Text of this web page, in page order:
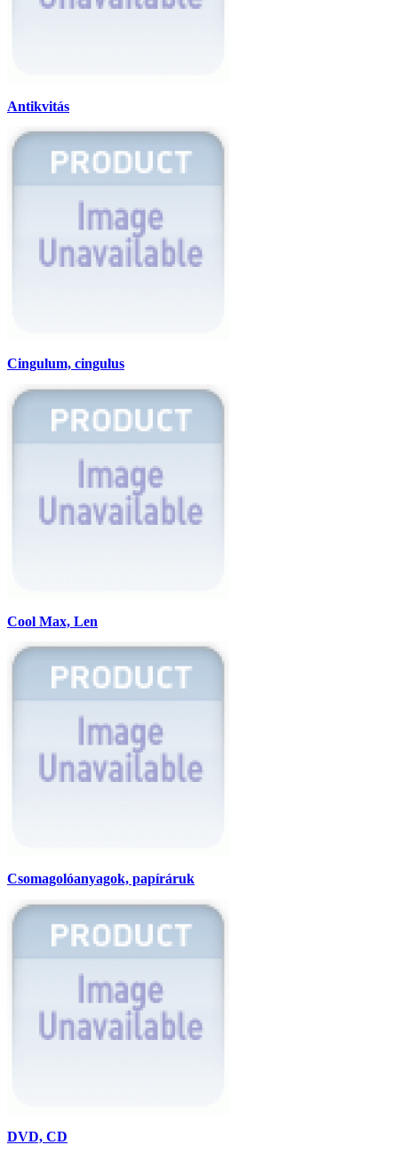
Antikvitás
Cingulum, cingulus
Cool Max, Len
Csomagolóanyagok, papíráruk
DVD, CD